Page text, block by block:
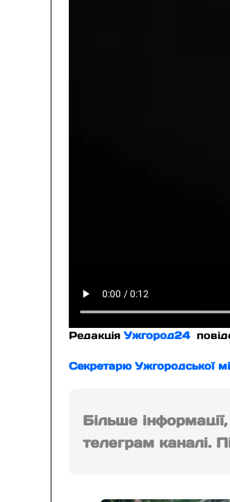
РедакціяУжгород24
Секретарю Ужгородської
Більше
телеграм каналі.